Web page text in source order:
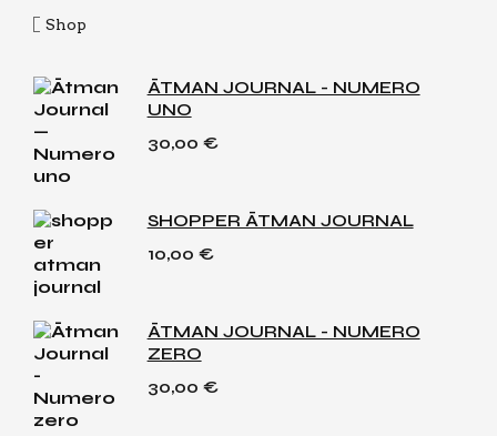
Shop
ĀTMAN JOURNAL - NUMERO
UNO
30,00 €
SHOPPER ĀTMAN JOURNAL
10,00 €
ĀTMAN JOURNAL - NUMERO
ZERO
30,00 €